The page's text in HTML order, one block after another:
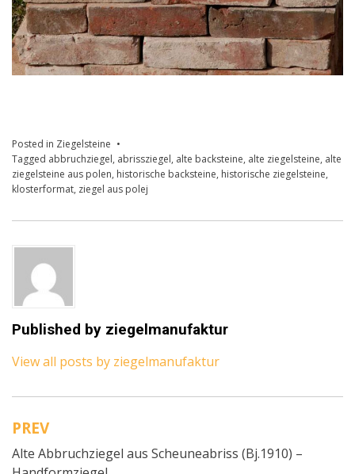
Posted in Ziegelsteine
Tagged abbruchziegel, abrissziegel, alte backsteine, alte ziegelsteine, alte
ziegelsteine aus polen, historische backsteine, historische ziegelsteine,
klosterformat, ziegel aus polej
Published by ziegelmanufaktur
View all posts by ziegelmanufaktur
Beitragsnavigation
PREV
Alte Abbruchziegel aus Scheuneabriss (Bj.1910) –